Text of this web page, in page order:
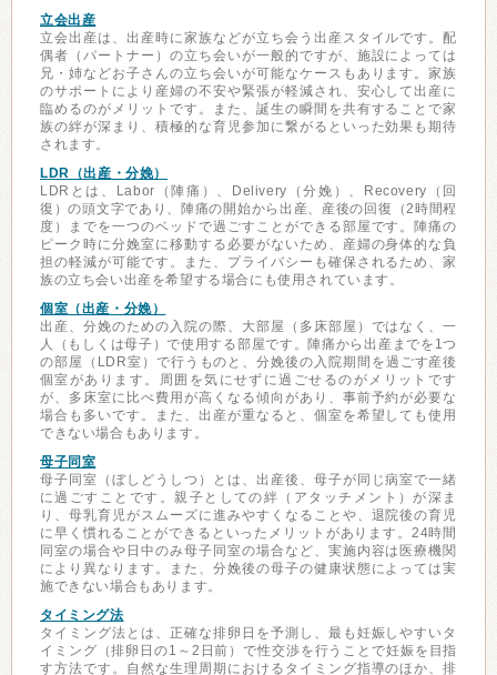
立会出産
立会出産は、出産時に家族などが立ち会う出産スタイルです。配
偶者（パートナー）の立ち会いが一般的ですが、施設によっては
兄・姉などお子さんの立ち会いが可能なケースもあります。家族
のサポートにより産婦の不安や緊張が軽減され、安心して出産に
臨めるのがメリットです。また、誕生の瞬間を共有することで家
族の絆が深まり、積極的な育児参加に繋がるといった効果も期待
されます。
LDR（出産・分娩）
LDRとは、Labor（陣痛）、Delivery（分娩）、Recovery（回
復）の頭文字であり、陣痛の開始から出産、産後の回復（2時間程
度）までを一つのベッドで過ごすことができる部屋です。陣痛の
ピーク時に分娩室に移動する必要がないため、産婦の身体的な負
担の軽減が可能です。また、プライバシーも確保されるため、家
族の立ち会い出産を希望する場合にも使用されています。
個室（出産・分娩）
出産、分娩のための入院の際、大部屋（多床部屋）ではなく、一
人（もしくは母子）で使用する部屋です。陣痛から出産までを1つ
の部屋（LDR室）で行うものと、分娩後の入院期間を過ごす産後
個室があります。周囲を気にせずに過ごせるのがメリットです
が、多床室に比べ費用が高くなる傾向があり、事前予約が必要な
場合も多いです。また、出産が重なると、個室を希望しても使用
できない場合もあります。
母子同室
母子同室（ぼしどうしつ）とは、出産後、母子が同じ病室で一緒
に過ごすことです。親子としての絆（アタッチメント）が深ま
り、母乳育児がスムーズに進みやすくなることや、退院後の育児
に早く慣れることができるといったメリットがあります。24時間
同室の場合や日中のみ母子同室の場合など、実施内容は医療機関
により異なります。また、分娩後の母子の健康状態によっては実
施できない場合もあります。
タイミング法
タイミング法とは、正確な排卵日を予測し、最も妊娠しやすいタ
イミング（排卵日の1～2日前）で性交渉を行うことで妊娠を目指
す方法です。自然な生理周期におけるタイミング指導のほか、排